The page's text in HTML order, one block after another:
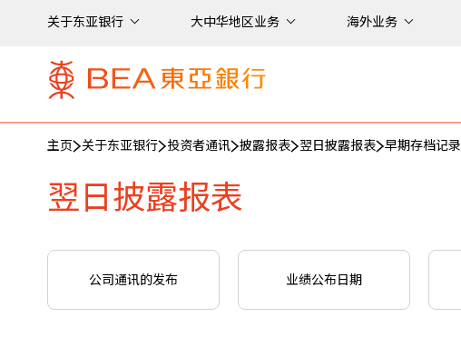
关于东亚银行 大中华地区业务 海外业务
主页 关于东亚银行 投资者通讯 披露报表 翌日披露报表 早期存档记录
翌日披露报表
公司通讯的发布 业绩公布日期